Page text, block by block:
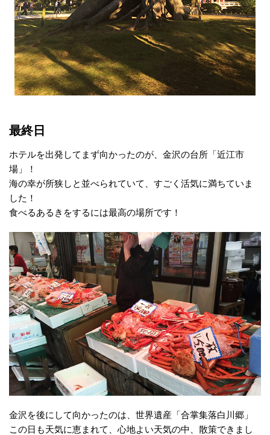
最終日
ホテルを出発してまず向かったのが、金沢の台所「近江市
場」！
海の幸が所狭しと並べられていて、すごく活気に満ちていま
した！
食べるあるきをするには最高の場所です！
金沢を後にして向かったのは、世界遺産「合掌集落白川郷」
この日も天気に恵まれて、心地よい天気の中、散策できまし